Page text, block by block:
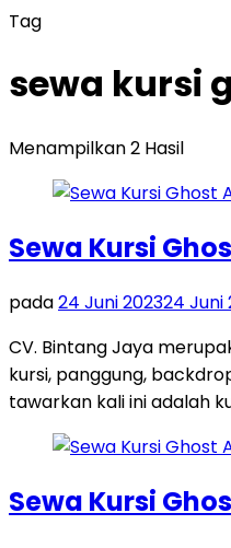
Tag
sewa kursi
Menampilkan 2 Hasil
Sewa Kursi
pada24 Juni 202324 Juni
CV. Bintang Jaya
kursi, panggung,
tawarkan kali ini adalah
Sewa Kursi